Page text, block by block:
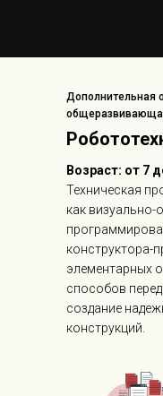
Дополнительная
Возраст: от 7
Техническая
как
конструктора-
элементарных
способов
создание
конструкций.